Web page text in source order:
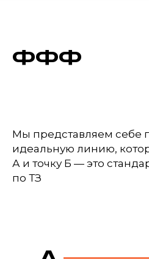
ФФФ
Мы представляем себе
идеальную линию,
А и точку Б — это
по ТЗ